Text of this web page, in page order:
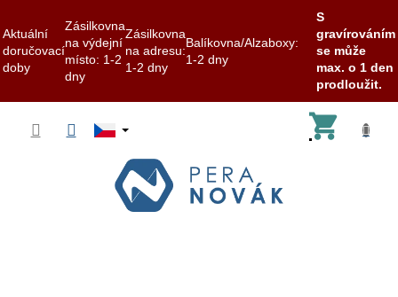
Aktuální
doručovací
doby
Zásilkovna
na výdejní
místo: 1-2
dny
Zásilkovna
na adresu:
1-2 dny
Balíkovna/Alzaboxy:
1-2 dny
S
gravírováním
se může
max. o 1 den
prodloužit.